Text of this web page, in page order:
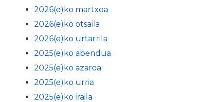
2026(e)ko martxoa
2026(e)ko otsaila
2026(e)ko urtarrila
2025(e)ko abendua
2025(e)ko azaroa
2025(e)ko urria
2025(e)ko iraila